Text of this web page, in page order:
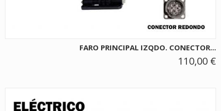
FARO PRINCIPAL IZQDO. CONECTOR...
110,00 €